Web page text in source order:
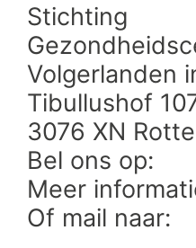
Stichting
Volgerlanden
Tibullushof
3076 XN
Bel ons op:
Meer
Of mail naar: